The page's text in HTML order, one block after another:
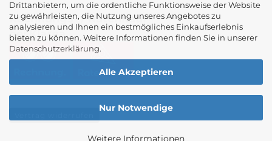
Drittanbietern, um die ordentliche Funktionsweise der Website
zu gewährleisten, die Nutzung unseres Angebotes zu
analysieren und Ihnen ein bestmögliches Einkaufserlebnis
bieten zu können. Weitere Informationen finden Sie in unserer
Datenschutzerklärung.
Alle Akzeptieren
Nur Notwendige
Weitere Informationen
Rechnungs- / Ratenkauf
bei Klarna